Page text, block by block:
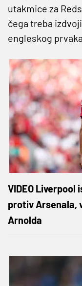
utakmice za
čega treba
engleskog
VIDEO Liverpool
protiv Arsenala,
Arnolda